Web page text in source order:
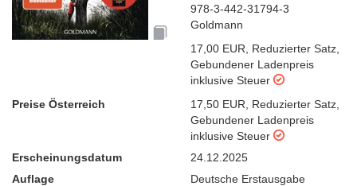
978-3-442-31794-3
Goldmann
17,00 EUR
Reduzierter Satz
Gebundener Ladenpreis
inklusive Steuer
Preise Österreich
17,50 EUR Reduzierter Satz
Gebundener Ladenpreis
inklusive Steuer
Erscheinungsdatum
24.12.2025
Auflage
Deutsche Erstausgabe